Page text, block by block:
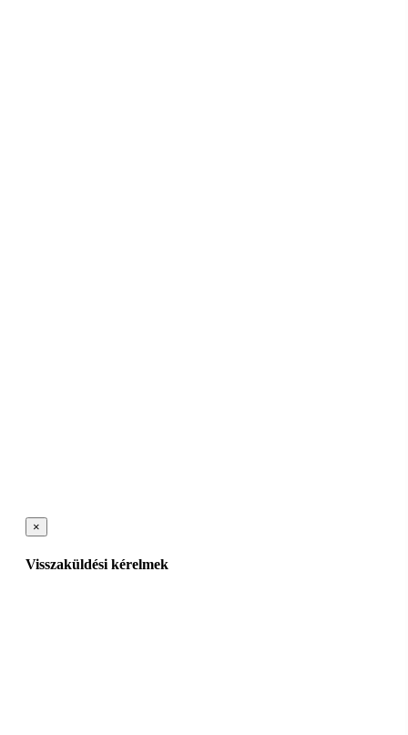
×
Visszaküldési kérelmek